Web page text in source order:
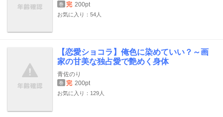
巻 完 200pt
お気に入り：54人
【恋愛ショコラ】俺色に染めていい？～画
家の甘美な独占愛で艶めく身体
青佐のり
巻 完 200pt
お気に入り：129人